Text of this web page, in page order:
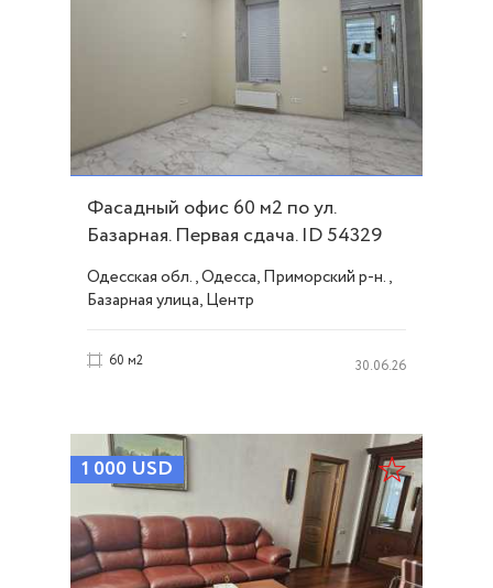
Фасадный офис 60 м2 по ул.
Базарная. Первая сдача. ID 54329
Одесская обл., Одесса, Приморский р-н.,
Базарная улица, Центр
60 м2 30.06.26
1 000 USD